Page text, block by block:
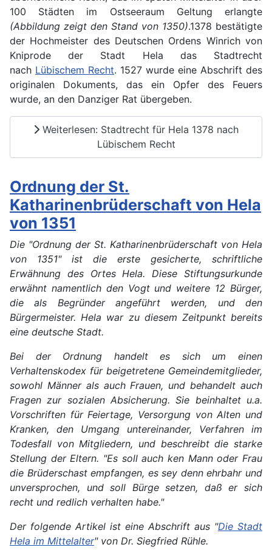
100 Städten im Ostseeraum Geltung erlangte
(Abbildung zeigt den Stand von 1350).1378 bestätigte
der Hochmeister des Deutschen Ordens Winrich von
Kniprode der Stadt Hela das Stadtrecht
nach Lübischem Recht. 1527 wurde eine Abschrift des
originalen Dokuments, das ein Opfer des Feuers
wurde, an den Danziger Rat übergeben.
Weiterlesen: Stadtrecht für Hela 1378 nach
Lübischem Recht
Ordnung der St.
Katharinenbrüderschaft von Hela
von 1351
Die "Ordnung der St. Katharinenbrüderschaft von Hela
von 1351" ist die erste gesicherte, schriftliche
Erwähnung des Ortes Hela. Diese Stiftungsurkunde
erwähnt namentlich den Vogt und weitere 12 Bürger,
die als Begründer angeführt werden, und den
Bürgermeister. Hela war zu diesem Zeitpunkt bereits
eine deutsche Stadt.
Bei der Ordnung handelt es sich um einen
Verhaltenskodex für beigetretene Gemeindemitglieder,
sowohl Männer als auch Frauen, und behandelt auch
Fragen zur sozialen Absicherung. Sie beinhaltet u.a.
Vorschriften für Feiertage, Versorgung von Alten und
Kranken, den Umgang untereinander, Verfahren im
Todesfall von Mitgliedern, und beschreibt die starke
Stellung der Eltern. "Es soll auch ken Mann oder Frau
die Brüderschast empfangen, es sey denn ehrbahr und
unversprochen, und soll Bürge setzen, daß er sich
recht und redlich verhalten habe."
Der folgende Artikel ist eine Abschrift aus "Die Stadt
Hela im Mittelalter" von Dr. Siegfried Rühle.